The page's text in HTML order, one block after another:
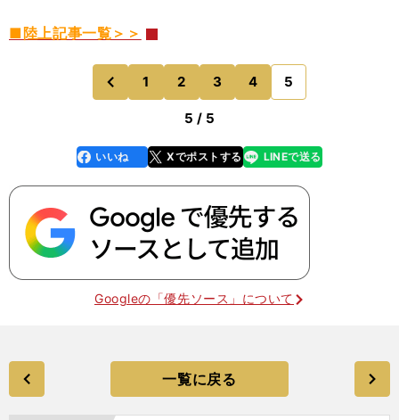
■陸上記事一覧＞＞
前
のページへ
1 2 3 4 5
5 / 5
faceboo
k
いいね Xでポストする
line LINEで送る
Googleの「優先ソース」について
一覧に戻る